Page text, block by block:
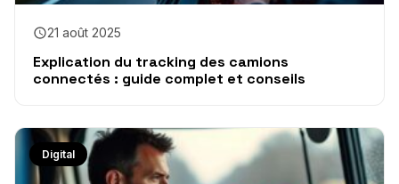
21 août 2025
Explication du tracking des camions
connectés : guide complet et conseils
Digital